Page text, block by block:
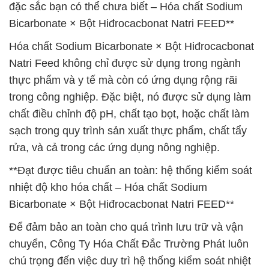
đặc sắc bạn có thể chưa biết – Hóa chất Sodium
Bicarbonate × Bột Hiđrocacbonat Natri FEED**
Hóa chất Sodium Bicarbonate × Bột Hiđrocacbonat
Natri Feed không chỉ được sử dụng trong ngành
thực phẩm và y tế mà còn có ứng dụng rộng rãi
trong công nghiệp. Đặc biệt, nó được sử dụng làm
chất điều chỉnh độ pH, chất tạo bọt, hoặc chất làm
sạch trong quy trình sản xuất thực phẩm, chất tẩy
rửa, và cả trong các ứng dụng nông nghiệp.
**Đạt được tiêu chuẩn an toàn: hệ thống kiểm soát
nhiệt độ kho hóa chất – Hóa chất Sodium
Bicarbonate × Bột Hiđrocacbonat Natri FEED**
Để đảm bảo an toàn cho quá trình lưu trữ và vận
chuyển, Công Ty Hóa Chất Đắc Trường Phát luôn
chú trọng đến việc duy trì hệ thống kiểm soát nhiệt